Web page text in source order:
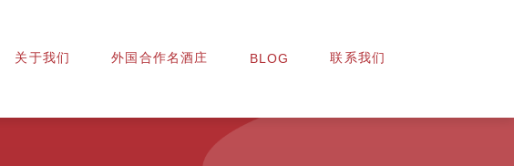
关于我们 外国合作名酒庄 BLOG 联系我们